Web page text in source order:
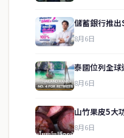
儲蓄銀行推
8月6日
泰國位列全
8月6日
山竹果皮5大
8月6日
關於我們
service@thaichinesenews.com